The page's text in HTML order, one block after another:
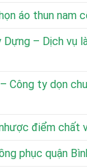
áo thun nam
– Dịch vụ
Công ty dọn
điểm chất
phục quận